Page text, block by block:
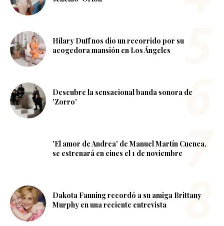
Hilary Duff nos dio un recorrido por su
acogedora mansión en Los Ángeles
Descubre la sensacional banda sonora de
'Zorro'
'El amor de Andrea' de Manuel Martín Cuenca,
se estrenará en cines el 1 de noviembre
Dakota Fanning recordó a su amiga Brittany
Murphy en una reciente entrevista